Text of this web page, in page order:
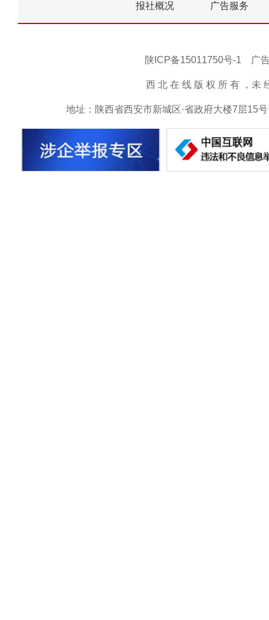
报社概况 广告服务
陕ICP备15011750号-1 广
西 北 在 线 版 权 所 有 ，未
地址：陕西省西安市新城区·省政府大楼7层